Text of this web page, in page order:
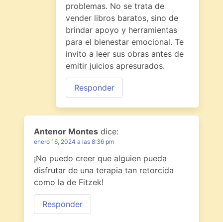
problemas. No se trata de
vender libros baratos, sino de
brindar apoyo y herramientas
para el bienestar emocional. Te
invito a leer sus obras antes de
emitir juicios apresurados.
Responder
Antenor Montes dice:
enero 16, 2024 a las 8:36 pm
¡No puedo creer que alguien pueda
disfrutar de una terapia tan retorcida
como la de Fitzek!
Responder